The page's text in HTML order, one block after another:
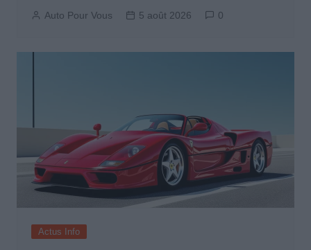
Auto Pour Vous 5 août 2026 0
Actus Info